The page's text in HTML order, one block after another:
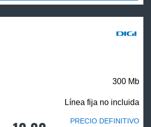
300 Mb
Línea fija no incluida
PRECIO DEFINITIVO